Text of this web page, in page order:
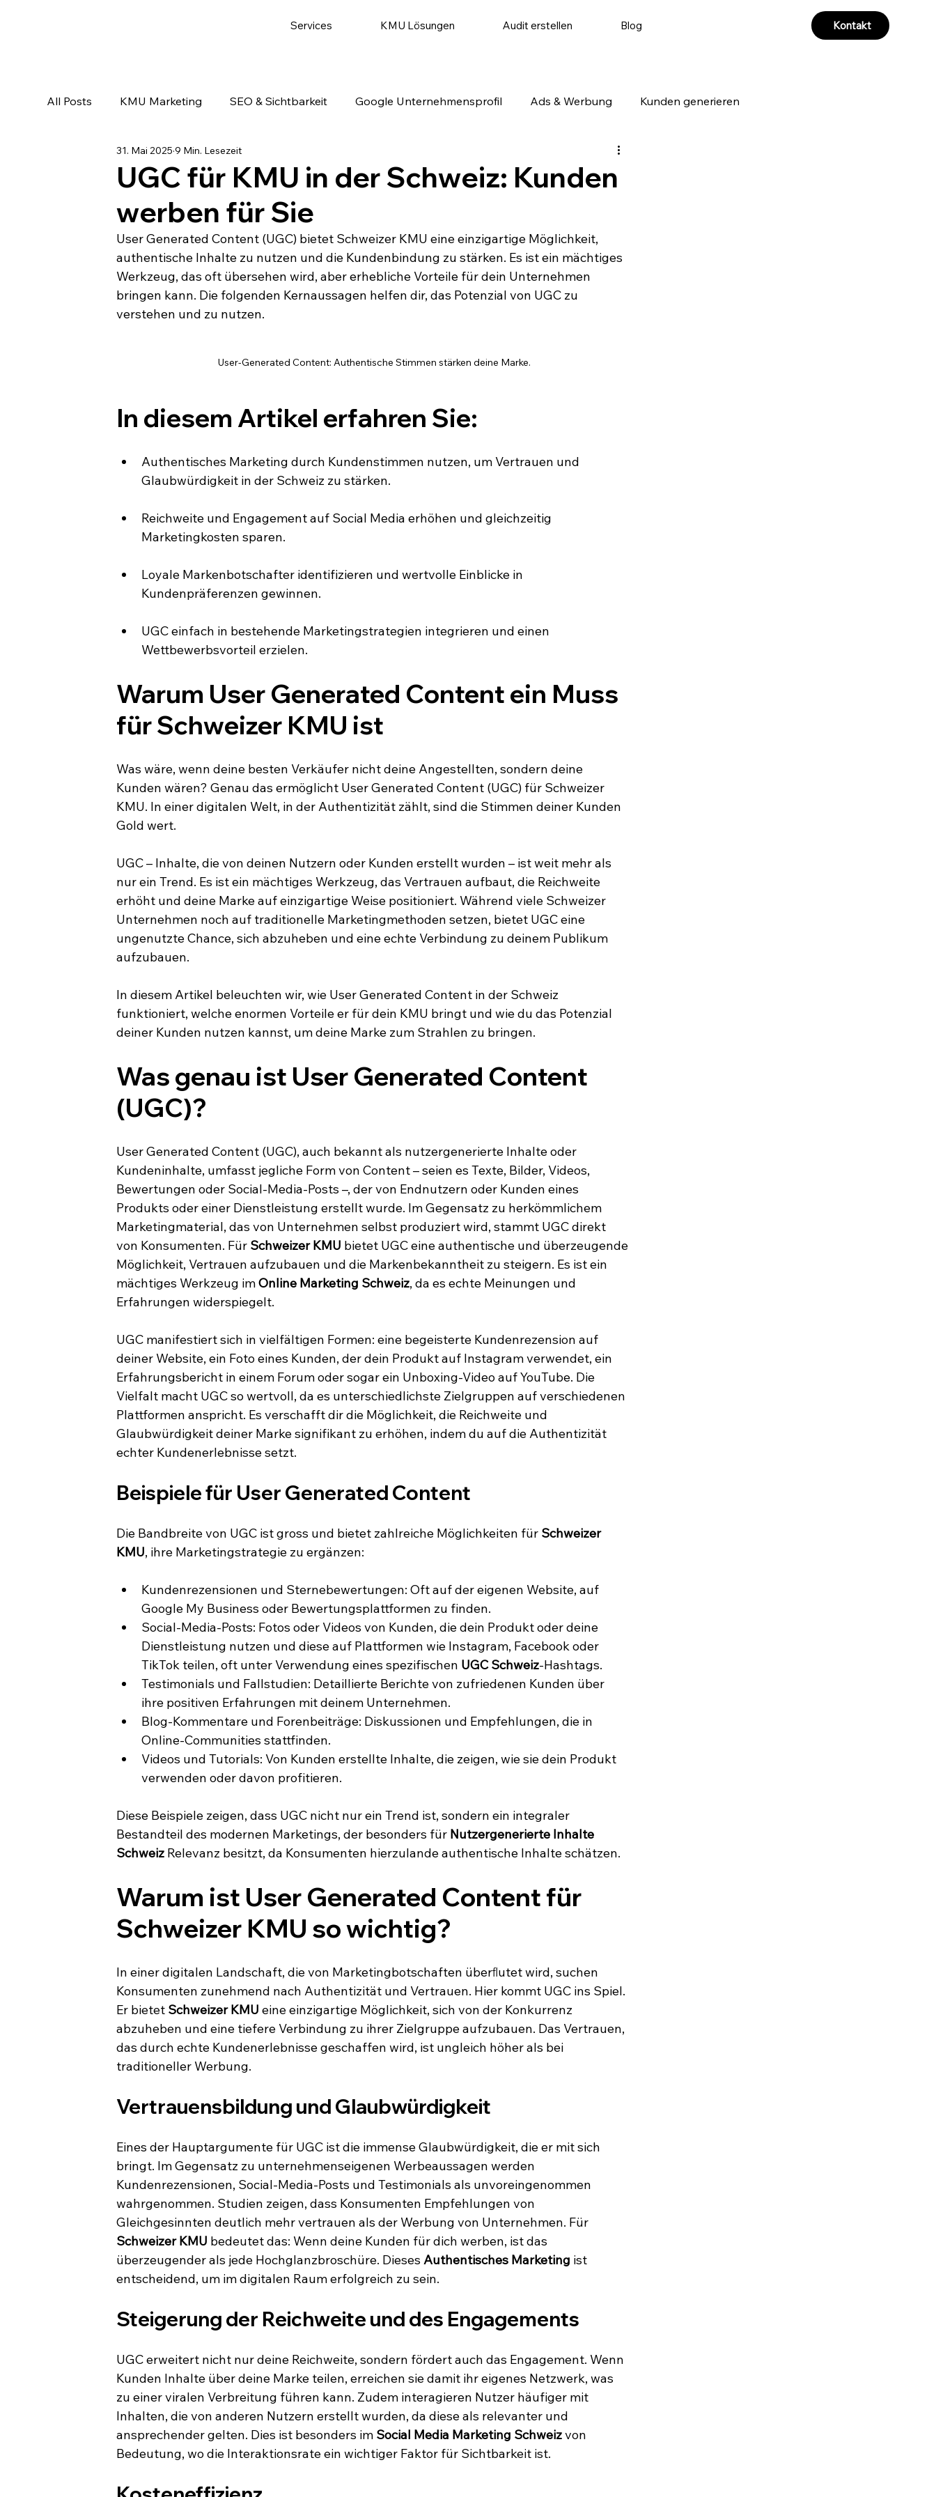
Services KMU Lösungen Audit erstellen Blog Kontakt
All Posts KMU Marketing SEO & Sichtbarkeit Google Unternehmensprofil Ads & Werbung Kunden generieren
Email-Marketing & Lead Nurturing Social Media & Videoproduktion
UGC für KMU in der Schweiz: Kunden
werben für Sie
31. Mai 2025 9 Min. Lesezeit
User Generated Content (UGC) bietet Schweizer KMU eine einzigartige Möglichkeit,
authentische Inhalte zu nutzen und die Kundenbindung zu stärken. Es ist ein mächtiges
Werkzeug, das oft übersehen wird, aber erhebliche Vorteile für dein Unternehmen
bringen kann. Die folgenden Kernaussagen helfen dir, das Potenzial von UGC zu
verstehen und zu nutzen.
User-Generated Content: Authentische Stimmen stärken deine Marke.
In diesem Artikel erfahren Sie:
Authentisches Marketing durch Kundenstimmen nutzen, um Vertrauen und
Glaubwürdigkeit in der Schweiz zu stärken.
Reichweite und Engagement auf Social Media erhöhen und gleichzeitig
Marketingkosten sparen.
Loyale Markenbotschafter identifizieren und wertvolle Einblicke in
Kundenpräferenzen gewinnen.
UGC einfach in bestehende Marketingstrategien integrieren und einen
Wettbewerbsvorteil erzielen.
Warum User Generated Content ein Muss
für Schweizer KMU ist
Was wäre, wenn deine besten Verkäufer nicht deine Angestellten, sondern deine
Kunden wären? Genau das ermöglicht User Generated Content (UGC) für Schweizer
KMU. In einer digitalen Welt, in der Authentizität zählt, sind die Stimmen deiner Kunden
Gold wert.
UGC – Inhalte, die von deinen Nutzern oder Kunden erstellt wurden – ist weit mehr als
nur ein Trend. Es ist ein mächtiges Werkzeug, das Vertrauen aufbaut, die Reichweite
erhöht und deine Marke auf einzigartige Weise positioniert. Während viele Schweizer
Unternehmen noch auf traditionelle Marketingmethoden setzen, bietet UGC eine
ungenutzte Chance, sich abzuheben und eine echte Verbindung zu deinem Publikum
aufzubauen.
In diesem Artikel beleuchten wir, wie User Generated Content in der Schweiz
funktioniert, welche enormen Vorteile er für dein KMU bringt und wie du das Potenzial
deiner Kunden nutzen kannst, um deine Marke zum Strahlen zu bringen.
Was genau ist User Generated Content
(UGC)?
User Generated Content (UGC), auch bekannt als nutzergenerierte Inhalte oder
Kundeninhalte, umfasst jegliche Form von Content – seien es Texte, Bilder, Videos,
Bewertungen oder Social-Media-Posts –, der von Endnutzern oder Kunden eines
Produkts oder einer Dienstleistung erstellt wurde. Im Gegensatz zu herkömmlichem
Marketingmaterial, das von Unternehmen selbst produziert wird, stammt UGC direkt
von Konsumenten. Für Schweizer KMU bietet UGC eine authentische und überzeugende
Möglichkeit, Vertrauen aufzubauen und die Markenbekanntheit zu steigern. Es ist ein
mächtiges Werkzeug im Online Marketing Schweiz, da es echte Meinungen und
Erfahrungen widerspiegelt.
UGC manifestiert sich in vielfältigen Formen: eine begeisterte Kundenrezension auf
deiner Website, ein Foto eines Kunden, der dein Produkt auf Instagram verwendet, ein
Erfahrungsbericht in einem Forum oder sogar ein Unboxing-Video auf YouTube. Die
Vielfalt macht UGC so wertvoll, da es unterschiedlichste Zielgruppen auf verschiedenen
Plattformen anspricht. Es verschafft dir die Möglichkeit, die Reichweite und
Glaubwürdigkeit deiner Marke signifikant zu erhöhen, indem du auf die Authentizität
echter Kundenerlebnisse setzt.
Beispiele für User Generated Content
Die Bandbreite von UGC ist gross und bietet zahlreiche Möglichkeiten für Schweizer
KMU, ihre Marketingstrategie zu ergänzen:
Kundenrezensionen und Sternebewertungen: Oft auf der eigenen Website, auf
Google My Business oder Bewertungsplattformen zu finden.
Social-Media-Posts: Fotos oder Videos von Kunden, die dein Produkt oder deine
Dienstleistung nutzen und diese auf Plattformen wie Instagram, Facebook oder
TikTok teilen, oft unter Verwendung eines spezifischen UGC Schweiz-Hashtags.
Testimonials und Fallstudien: Detaillierte Berichte von zufriedenen Kunden über
ihre positiven Erfahrungen mit deinem Unternehmen.
Blog-Kommentare und Forenbeiträge: Diskussionen und Empfehlungen, die in
Online-Communities stattfinden.
Videos und Tutorials: Von Kunden erstellte Inhalte, die zeigen, wie sie dein Produkt
verwenden oder davon profitieren.
Diese Beispiele zeigen, dass UGC nicht nur ein Trend ist, sondern ein integraler
Bestandteil des modernen Marketings, der besonders für Nutzergenerierte Inhalte
Schweiz Relevanz besitzt, da Konsumenten hierzulande authentische Inhalte schätzen.
Warum ist User Generated Content für
Schweizer KMU so wichtig?
In einer digitalen Landschaft, die von Marketingbotschaften überﬂutet wird, suchen
Konsumenten zunehmend nach Authentizität und Vertrauen. Hier kommt UGC ins Spiel.
Er bietet Schweizer KMU eine einzigartige Möglichkeit, sich von der Konkurrenz
abzuheben und eine tiefere Verbindung zu ihrer Zielgruppe aufzubauen. Das Vertrauen,
das durch echte Kundenerlebnisse geschaffen wird, ist ungleich höher als bei
traditioneller Werbung.
Vertrauensbildung und Glaubwürdigkeit
Eines der Hauptargumente für UGC ist die immense Glaubwürdigkeit, die er mit sich
bringt. Im Gegensatz zu unternehmenseigenen Werbeaussagen werden
Kundenrezensionen, Social-Media-Posts und Testimonials als unvoreingenommen
wahrgenommen. Studien zeigen, dass Konsumenten Empfehlungen von
Gleichgesinnten deutlich mehr vertrauen als der Werbung von Unternehmen. Für
Schweizer KMU bedeutet das: Wenn deine Kunden für dich werben, ist das
überzeugender als jede Hochglanzbroschüre. Dieses Authentisches Marketing ist
entscheidend, um im digitalen Raum erfolgreich zu sein.
Steigerung der Reichweite und des Engagements
UGC erweitert nicht nur deine Reichweite, sondern fördert auch das Engagement. Wenn
Kunden Inhalte über deine Marke teilen, erreichen sie damit ihr eigenes Netzwerk, was
zu einer viralen Verbreitung führen kann. Zudem interagieren Nutzer häufiger mit
Inhalten, die von anderen Nutzern erstellt wurden, da diese als relevanter und
ansprechender gelten. Dies ist besonders im Social Media Marketing Schweiz von
Bedeutung, wo die Interaktionsrate ein wichtiger Faktor für Sichtbarkeit ist.